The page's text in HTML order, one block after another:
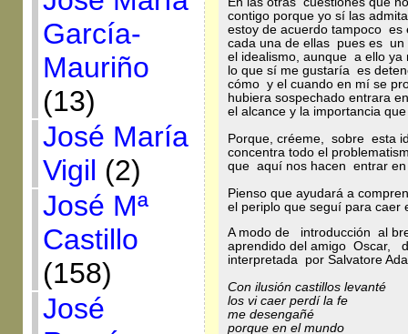
García-
Mauriño
(13)
José María
Vigil (2)
José Mª
Castillo
(158)
José
contigo porque yo sí las
estoy de acuerdo tampoco
cada una de ellas pues es
el idealismo, aunque a ello ya
lo que sí me gustaría es
cómo y el cuando en mí se
hubiera sospechado entrara
el alcance y la importancia
Porque, créeme, sobre esta
concentra todo el
que aquí nos hacen entrar en
Pienso que ayudará a
el periplo que seguí para
A modo de introducción al
aprendido del amigo Oscar,
interpretada por Salvatore
Con ilusión castillos levanté
los vi caer perdí la fe
me desengañé
porque en el mundo